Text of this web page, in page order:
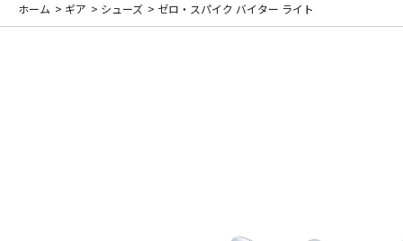
ホーム > ギア > シューズ > ゼロ・スパイク バイター ライト